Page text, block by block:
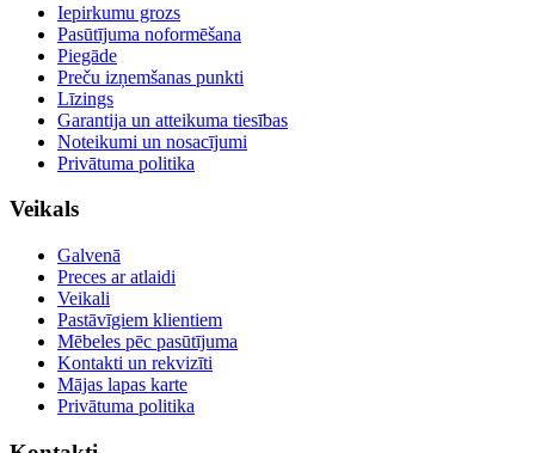
Iepirkumu grozs
Pasūtījuma noformēšana
Piegāde
Preču izņemšanas punkti
Līzings
Garantija un atteikuma tiesības
Noteikumi un nosacījumi
Privātuma politika
Veikals
Galvenā
Preces ar atlaidi
Veikali
Pastāvīgiem klientiem
Mēbeles pēc pasūtījuma
Kontakti un rekvizīti
Mājas lapas karte
Privātuma politika